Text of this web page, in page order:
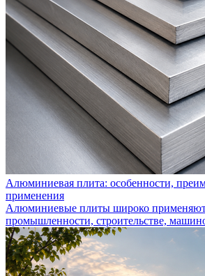
Алюминиевая плита: особенности,
применения
Алюминиевые плиты широко
промышленности, строительстве,